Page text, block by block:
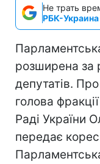
Не трать
РБК-Украина
розширена за
депутатів.
голова
Раді України
передає